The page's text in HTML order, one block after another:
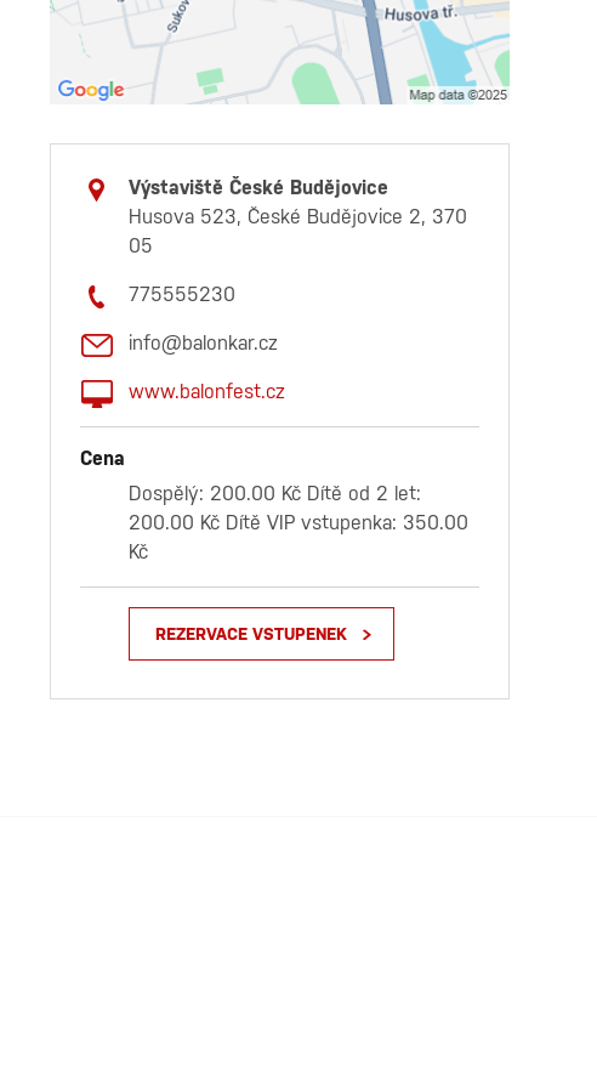
Výstaviště České Budějovice
Husova 523, České Budějovice 2, 370
05
775555230
info@balonkar.cz
www.balonfest.cz
Cena
Dospělý: 200.00 Kč Dítě od 2 let:
200.00 Kč Dítě VIP vstupenka: 350.00
Kč
REZERVACE VSTUPENEK